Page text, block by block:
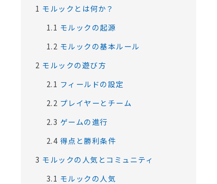
1 モルックとは何か？
1.1 モルックの起源
1.2 モルックの基本ルール
2 モルックの遊び方
2.1 フィールドの設定
2.2 プレイヤーとチーム
2.3 ゲームの進行
2.4 得点と勝利条件
3 モルックの人気とコミュニティ
3.1 モルックの人気